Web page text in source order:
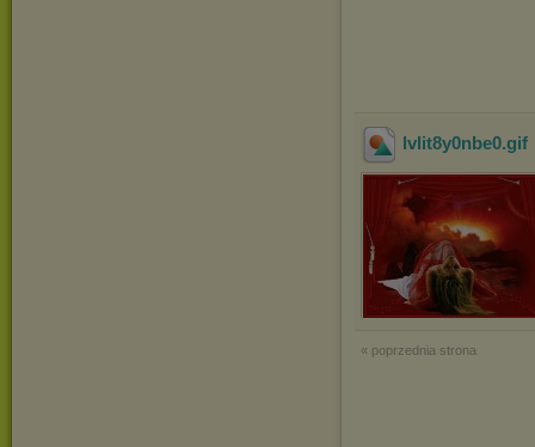
lvlit8y0nbe0.gif
« poprzednia strona